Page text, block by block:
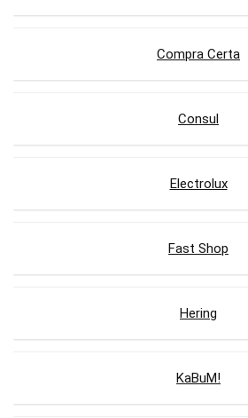
Compra Certa
Consul
Electrolux
Fast Shop
Hering
KaBuM!